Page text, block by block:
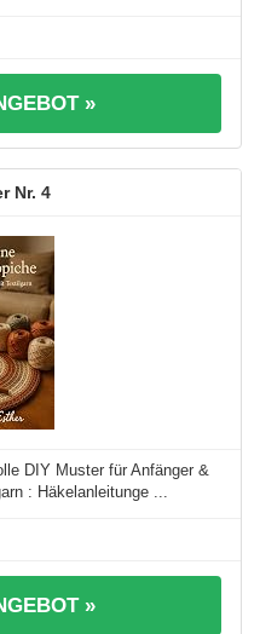
»
4
DIY Muster für Anfänger &
: Häkelanleitunge ...
»